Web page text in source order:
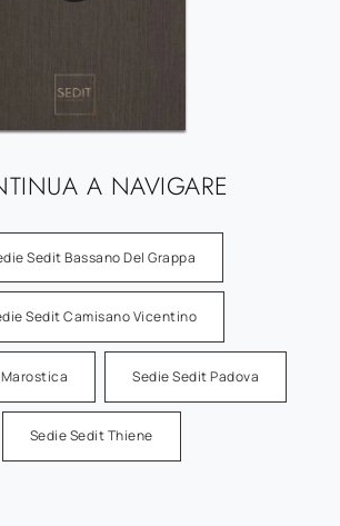
A NAVIGARE
Sedit Bassano Del Grappa
Sedit Camisano Vicentino
Sedie Sedit Padova
Sedie Sedit Thiene